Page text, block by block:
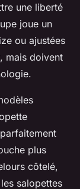
une liberté
joue un
ou ajustées
mais doivent
plus
côtelé,
salopettes